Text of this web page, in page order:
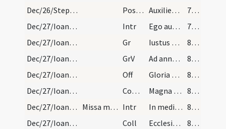
Dec/26/Stephanus martyr/M2/Mass Propers
Postcomm Auxilientur nobis Domine sumpta mysteria
79 (4r)
Dec/27/Ioannes apostolus/M1/Mass Propers
Intr Ego autem sicut oliva
79 (4r)
Dec/27/Ioannes apostolus/M1/Mass Propers
Gr Iustus ut palma florebit
80 (4v)
Dec/27/Ioannes apostolus/M1/Mass Propers
GrV Ad annuntiandum mane
80 (4v)
Dec/27/Ioannes apostolus/M1/Mass Propers
Off Gloria et honore coronasti
80 (4v)
Dec/27/Ioannes apostolus/M1/Mass Propers
Comm Magna est gloria eius
80 (4v)
Dec/27/Ioannes apostolus/M2/Mass Propers
Missa maiore Intr In medio ecclesiae aperuit os eius
80 (4v)
Dec/27/Ioannes apostolus/M2/Mass Propers
Coll Ecclesiam tuam quaesumus Domine benignus illustra
80 (4v)